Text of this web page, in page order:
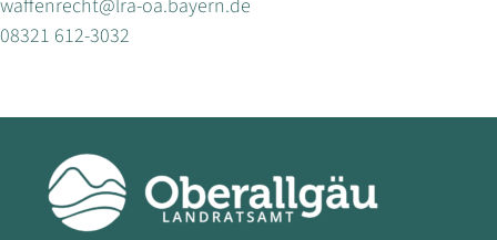
waffenrecht@lra-oa.bayern.de
08321 612-3032